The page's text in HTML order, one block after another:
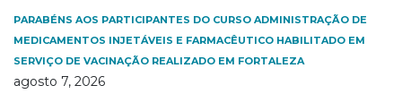
PARABÉNS AOS PARTICIPANTES DO CURSO ADMINISTRAÇÃO DE
MEDICAMENTOS INJETÁVEIS E FARMACÊUTICO HABILITADO EM
SERVIÇO DE VACINAÇÃO REALIZADO EM FORTALEZA
agosto 7, 2026